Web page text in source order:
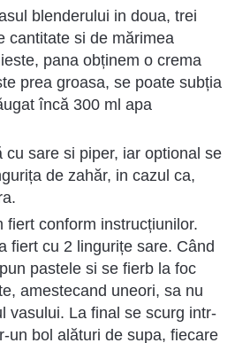
blenderului in doua, trei
cantitate si de mărimea
pana obținem o crema
prea groasa, se poate subția
încă 300 ml apa
cu sare si piper, iar optional se
de zahăr, in cazul ca,
fiert conform instrucțiunilor.
fiert cu 2 lingurițe sare. Când
pastele si se fierb la foc
amestecand uneori, sa nu
vasului. La final se scurg intr-
un bol alături de supa, fiecare